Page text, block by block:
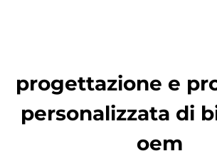
progettazione e
personalizzata di
oem